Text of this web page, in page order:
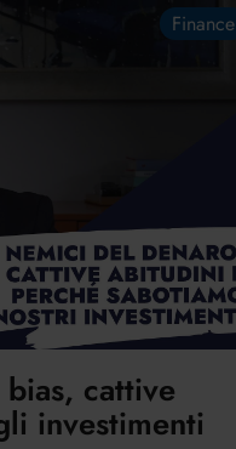
cattive
investimenti
Finance